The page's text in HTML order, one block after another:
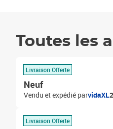
Toutes les
Livraison Offerte
Neuf
Vendu et expédié parvidaXL
Livraison Offerte